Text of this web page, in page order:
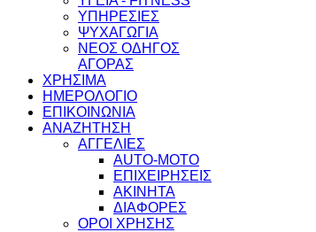
ΥΠΗΡΕΣΙΕΣ
ΨΥΧΑΓΩΓΙΑ
ΝΕΟΣ ΟΔΗΓΟΣ
ΑΓΟΡΑΣ
ΧΡΗΣΙΜΑ
ΗΜΕΡΟΛΟΓΙΟ
ΕΠΙΚΟΙΝΩΝΙΑ
ΑΝΑΖΗΤΗΣΗ
ΑΓΓΕΛΙΕΣ
AUTO-MOTO
ΕΠΙΧΕΙΡΗΣΕΙΣ
ΑΚΙΝΗΤΑ
ΔΙΑΦΟΡΕΣ
ΟΡΟΙ ΧΡΗΣΗΣ